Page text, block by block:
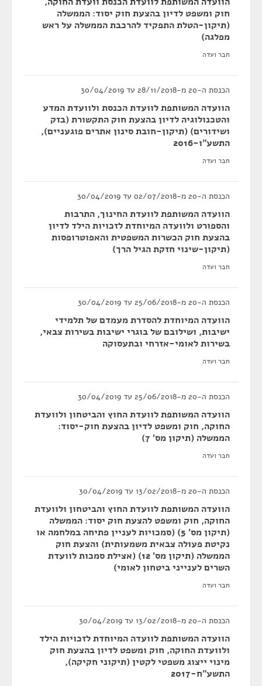
חוק ומשפט לדיון בהצעת חוק יסוד: הממשלה
(תיקון-הטלת התפקיד להרכבת הממשלה על ראש
מפלגה)
חבר ועדה
הכנסת ה-20 מ-28/11/2018 עד 30/04/2019
הוועדה המשותפת לוועדת הכנסת ולוועדת המדע
והטכנולוגיה לדיון בהצעת חוק התקשורת (בזק
ושידורים) (תיקון-חובת סינון אתרים פוגעניים),
התשע"ו-2016
חבר ועדה
הכנסת ה-20 מ-02/07/2018 עד 30/04/2019
הוועדה המשותפת לוועדת החינוך, התרבות
והספורט ולוועדה המיוחדת לזכויות הילד לדיון
בהצעת חוק הכשרות המשפטית והאפוטרופסות
(תיקון-שינוי חזקת הגיל הרך)
חבר ועדה
הכנסת ה-20 מ-25/06/2018 עד 30/04/2019
הוועדה המיוחדת להסדרת מעמדם של תלמידי
ישיבות, ושילובם של בוגרי ישיבות בשירות צבאי,
בשירות לאומי-אזרחי ובתעסוקה
חבר ועדה
הכנסת ה-20 מ-25/06/2018 עד 30/04/2019
הוועדה המשותפת לוועדת החוץ והביטחון ולוועדת
החוקה, חוק ומשפט לדיון בהצעת חוק-יסוד:
הממשלה (תיקון מס' 7)
חבר ועדה
הכנסת ה-20 מ-13/02/2018 עד 30/04/2019
הוועדה המשותפת לוועדת החוץ והביטחון ולוועדת
החוקה, חוק ומשפט להצעת חוק יסוד: הממשלה
(תיקון מס' 5) (סמכויות לעניין פתיחה במלחמה או
נקיטת פעולה צבאית משמעותית) והצעת חוק
הממשלה (תיקון מס' 12) (אצילת סמכות לוועדת
השרים לענייני ביטחון לאומי)
חבר ועדה
הכנסת ה-20 מ-13/02/2018 עד 30/04/2019
הוועדה המשותפת לוועדה המיוחדת לזכויות הילד
ולוועדת החוקה, חוק ומשפט לדיון בהצעת חוק
מינוי ייצוג משפטי לקטין (תיקוני חקיקה),
התשע"ח-2017